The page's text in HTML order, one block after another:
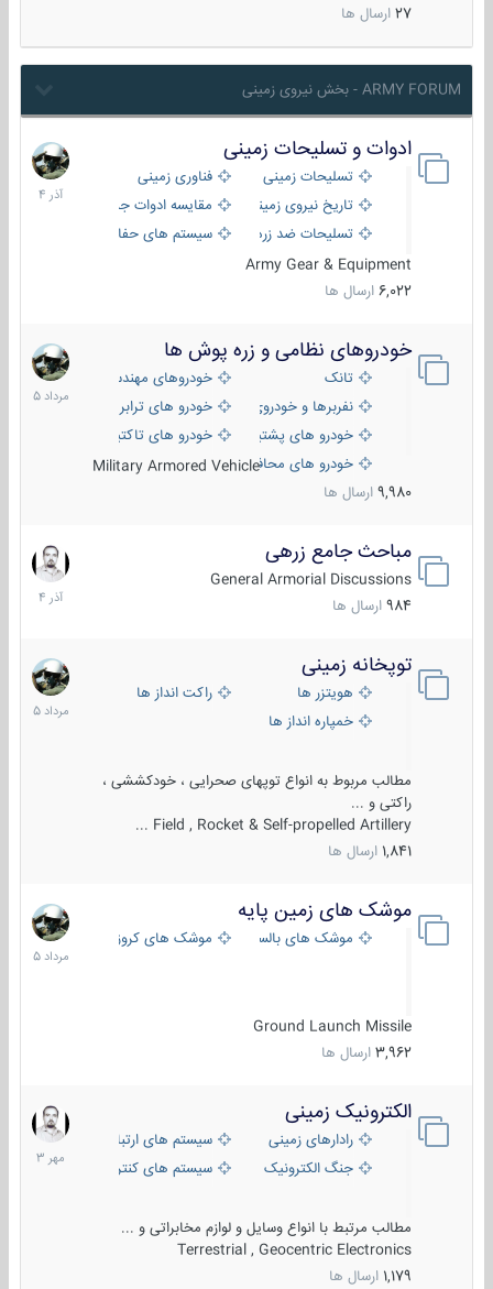
27 ارسال ها
ARMY FORUM - بخش نیروی زمینی
ادوات و تسلیحات زمینی
تسلیحات زمینی
فناوری زمینی
تاریخ نیروی زمینی
مقایسه ادوات جنگی
تسلیحات ضد زره
سیستم های حفاظت فعال
Army Gear & Equipment
6,022 ارسال ها
21
آذر
1404
خودروهای نظامی و زره پوش ها
تانک
خودروهای مهندسی
نفربرها و خودروی های رزمی پیاده نظام
خودرو های ترابری نظامی
خودرو های پشتیبانی آتش ، شناسایی و ضد تانک
خودرو های تاکتیکی نظامی
خودرو های محافظت شدهMilitary Armored Vehicle
9,980 ارسال ها
2
مرداد
1405
مباحث جامع زرهی
General Armorial Discussions
984 ارسال ها
7
آذر
1404
توپخانه زمینی
هویتزر ها
راکت انداز ها
خمپاره انداز ها
مطالب مربوط به انواع توپهای صحرایی ، خودکششی ،
راکتی و ...
Field , Rocket & Self-propelled Artillery ...
1,841 ارسال ها
9
مرداد
1405
موشک های زمین پایه
موشک های بالستیک موشک های کروز
Ground Launch Missile
3,962 ارسال ها
2
مرداد
1405
الکترونیک زمینی
رادارهای زمینی
سیستم های ارتباطی و جمع آوری
جنگ الکترونیک
سیستم های کنترل آتش و تجهیزات
مطالب مرتبط با انواع وسایل و لوازم مخابراتی و ...
Terrestrial , Geocentric Electronics
1,179 ارسال ها
1
مهر
1403